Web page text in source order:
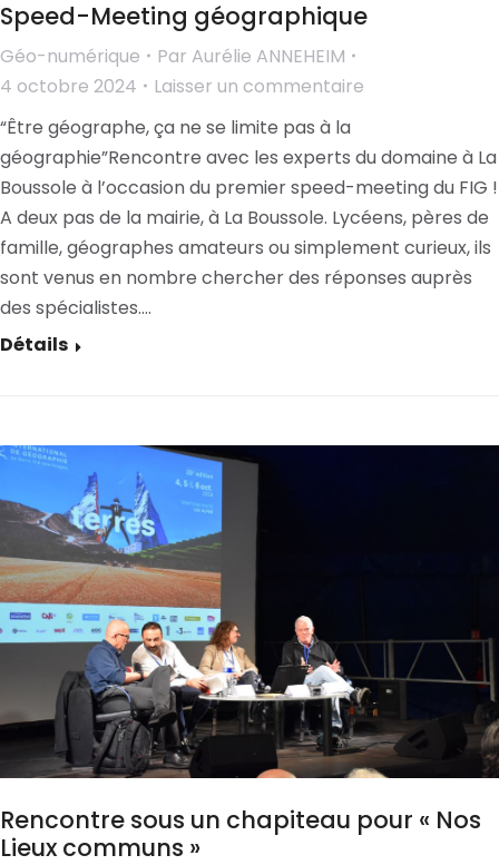
Speed-Meeting géographique
Géo-numérique Par Aurélie ANNEHEIM
4 octobre 2024
Laisser un commentaire
“Être géographe, ça ne se limite pas à la
géographie”Rencontre avec les experts du domaine à La
Boussole à l’occasion du premier speed-meeting du FIG !
A deux pas de la mairie, à La Boussole. Lycéens, pères de
famille, géographes amateurs ou simplement curieux, ils
sont venus en nombre chercher des réponses auprès
des spécialistes.…
Détails
Rencontre sous un chapiteau pour « Nos
Lieux communs »